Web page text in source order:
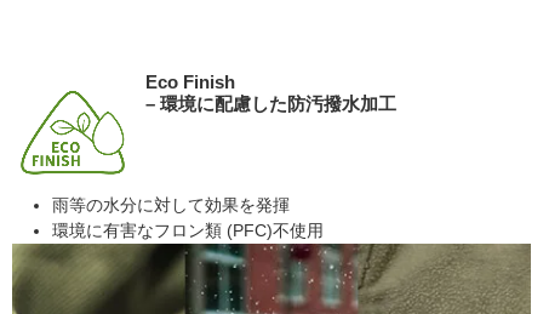
Eco Finish
– 環境に配慮した防汚撥水加工
雨等の水分に対して効果を発揮
環境に有害なフロン類 (PFC)不使用